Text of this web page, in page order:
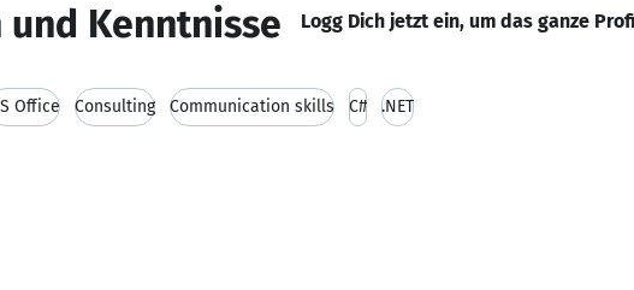
Kenntnisse Logg Dich jetzt ein, um das ganze
Office Consulting Communication skills C# .NET